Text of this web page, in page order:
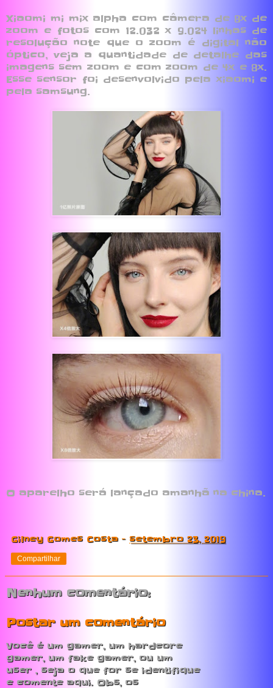
Xiaomi mi mix alpha com câmera de 8x de
zoom e fotos com 12.032 x 9.024 linhas de
resolução note que o zoom é digital não
óptico, veja a quantidade de detalhe das
imagens sem zoom e com zoom de 4x e 8x.
Esse sensor foi desenvolvido pela xiaomi e
pela samsung.
O aparelho será lançado amanhã na china.
Gilney Gomes Costa - setembro 23, 2019
Compartilhar
Nenhum comentário:
Postar um comentário
Você é um gamer, um hardcore
gamer, um fake gamer, ou um
user , seja o que for se identifique
e comente aqui. Obs, os